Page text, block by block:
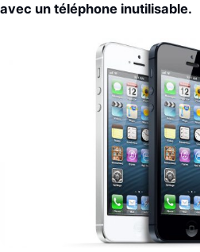
avec un téléphone inutilisable.